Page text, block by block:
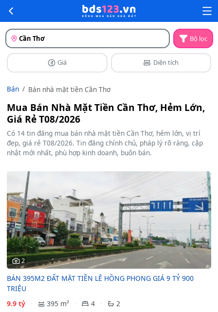
Cần Thơ Bộ lọc
Giá Diện tích
Bán Bán nhà mặt tiền Cần Thơ
Mua Bán Nhà Mặt Tiền Cần Thơ, Hẻm Lớn,
Giá Rẻ T08/2026
Có 14 tin đăng mua bán nhà mặt tiền Cần Thơ, hẻm lớn, vị trí
đẹp, giá rẻ T08/2026. Tin đăng chính chủ, pháp lý rõ ràng, cập
nhật mới nhất, phù hợp kinh doanh, buôn bán.
2
BÁN 395M2 ĐẤT MẶT TIỀN LÊ HỒNG PHONG GIÁ 9 TỶ 900
TRIỆU
9.9 tỷ
395 m² 4
2